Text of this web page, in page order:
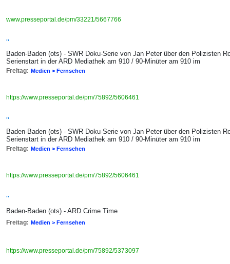
www.presseportal.de/pm/33221/5667766
"
Baden-Baden (ots) - SWR Doku-Serie von Jan Peter über den Polizisten
Serienstart in der ARD Mediathek am 910 / 90-Minüter am 910 im
Freitag: Medien > Fernsehen
https://www.presseportal.de/pm/75892/5606461
"
Baden-Baden (ots) - SWR Doku-Serie von Jan Peter über den Polizisten
Serienstart in der ARD Mediathek am 910 / 90-Minüter am 910 im
Freitag: Medien > Fernsehen
https://www.presseportal.de/pm/75892/5606461
"
Baden-Baden (ots) - ARD Crime Time
Freitag: Medien > Fernsehen
https://www.presseportal.de/pm/75892/5373097